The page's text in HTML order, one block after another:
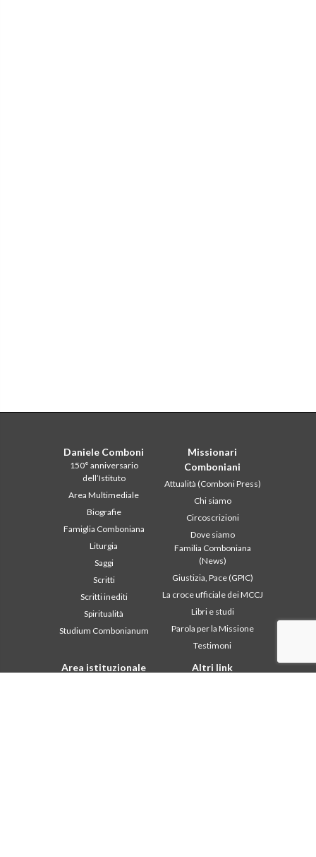
Daniele Comboni
150° anniversario
dell’Istituto
Area Multimediale
Biografie
Famiglia Comboniana
Liturgia
Saggi
Scritti
Scritti inediti
Spiritualità
Studium Combonianum
Missionari
Comboniani
Attualità (Comboni Press)
Chi siamo
Circoscrizioni
Dove siamo
Familia Comboniana
(News)
Giustizia, Pace (GPIC)
La croce ufficiale dei MCCJ
Libri e studi
Parola per la Missione
Testimoni
Area istituzionale Altri link